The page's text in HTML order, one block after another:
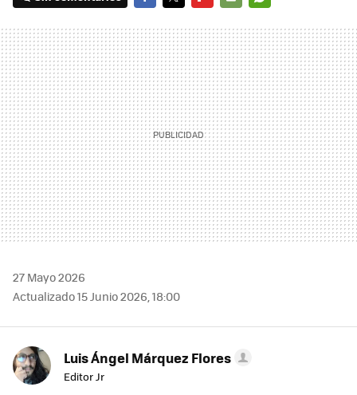
MAIL
27 Mayo 2026
Actualizado 15 Junio 2026, 18:00
Luis Ángel Márquez Flores
Editor Jr